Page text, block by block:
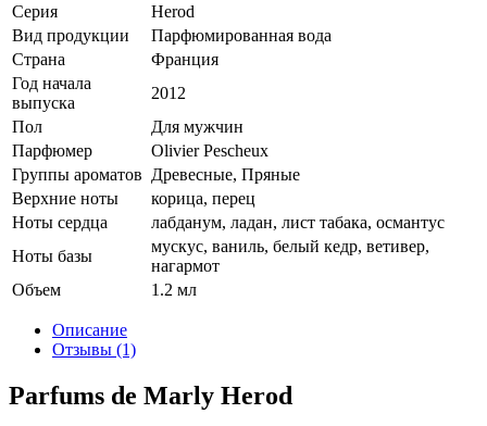
Серия
Herod
Вид продукции
Парфюмированная вода
Страна
Франция
Год начала
выпуска
2012
Пол
Для мужчин
Парфюмер
Olivier Pescheux
Группы ароматов Древесные, Пряные
Верхние ноты
корица, перец
Ноты сердца
лабданум, ладан, лист табака, османтус
Ноты базы
мускус, ваниль, белый кедр, ветивер,
нагармот
Объем
1.2 мл
Описание
Отзывы (1)
Parfums de Marly Herod